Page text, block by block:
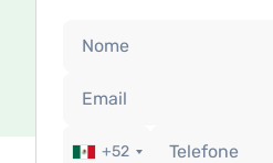
+52